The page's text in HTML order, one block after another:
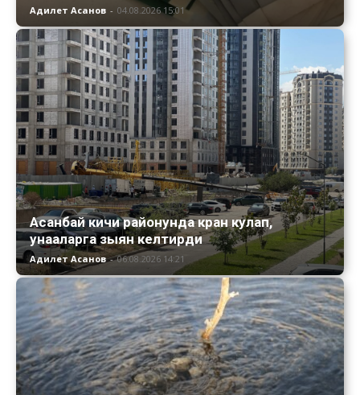
Адилет Асанов - 04.08.2026 15:01
Асанбай кичи районунда кран кулап,
унааларга зыян келтирди
Адилет Асанов - 06.08.2026 14:21